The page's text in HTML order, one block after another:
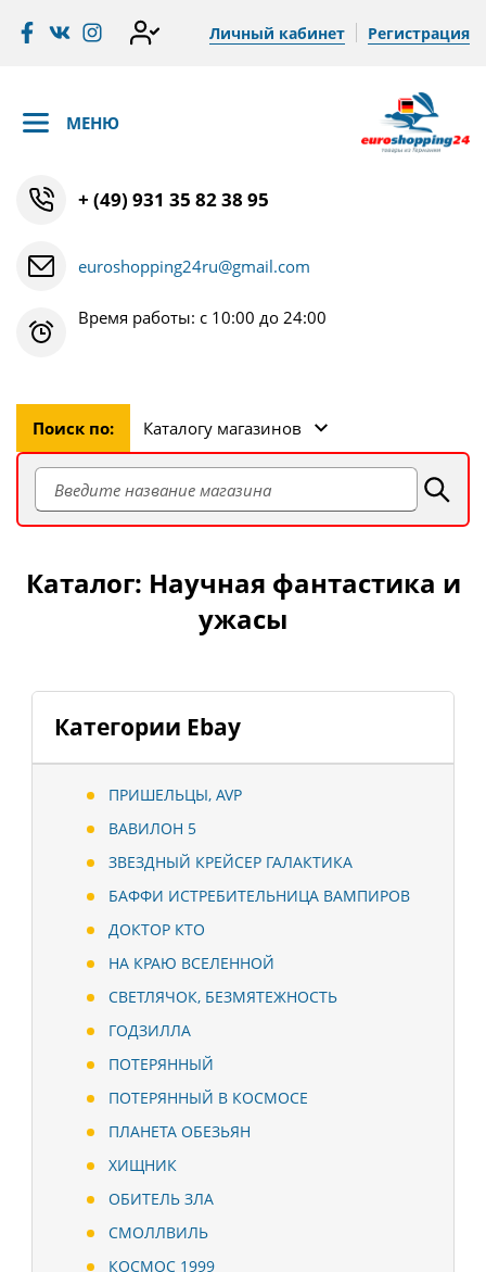
Личный кабинет Регистрация
МЕНЮ
+ (49) 931 35 82 38 95
euroshopping24ru@gmail.com
Время работы: с 10:00 до 24:00
Поиск по: Каталогу магазинов
Категории Ebay
ПРИШЕЛЬЦЫ, AVP
ВАВИЛОН 5
ЗВЕЗДНЫЙ КРЕЙСЕР ГАЛАКТИКА
БАФФИ ИСТРЕБИТЕЛЬНИЦА ВАМПИРОВ
ДОКТОР КТО
НА КРАЮ ВСЕЛЕННОЙ
СВЕТЛЯЧОК, БЕЗМЯТЕЖНОСТЬ
ГОДЗИЛЛА
ПОТЕРЯННЫЙ
ПОТЕРЯННЫЙ В КОСМОСЕ
ПЛАНЕТА ОБЕЗЬЯН
ХИЩНИК
ОБИТЕЛЬ ЗЛА
СМОЛЛВИЛЬ
КОСМОС 1999
Каталог: Научная фантастика и
ужасы